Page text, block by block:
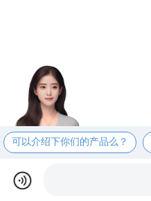
可以介绍下你们的产品么？